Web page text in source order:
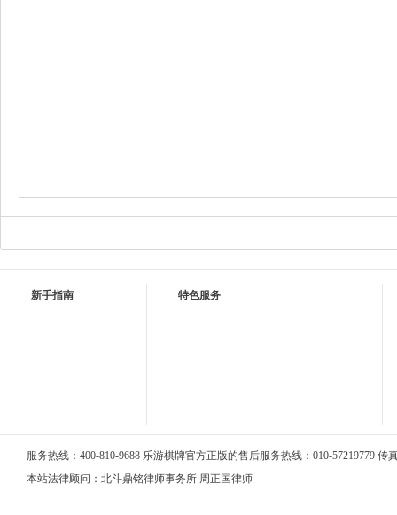
新手指南 特色服务
服务热线：400-810-9688 乐游棋牌官方正版的售后服务热线：010-57219779 传
本站法律顾问：北斗鼎铭律师事务所 周正国律师